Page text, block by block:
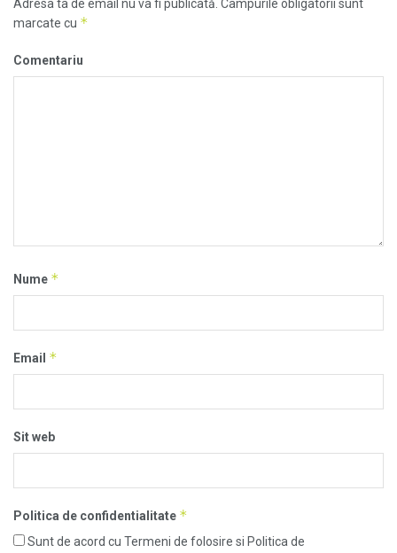
Adresa ta de email nu va fi publicată. Câmpurile obligatorii sunt
marcate cu *
Comentariu
Nume *
Email *
Sit web
Politica de confidentialitate *
Sunt de acord cu Termeni de folosire si Politica de